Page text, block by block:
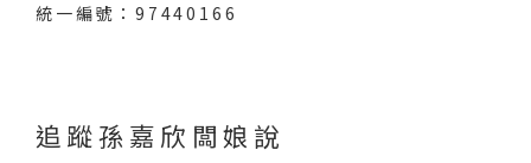
統一編號：97440166
追蹤孫嘉欣闆娘說